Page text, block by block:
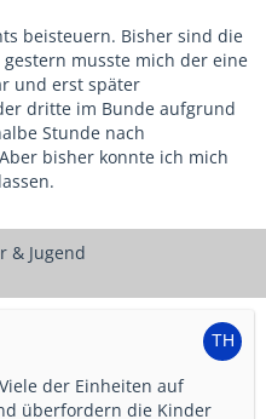
beisteuern. Bisher sind die
musste mich der eine
und erst später
dritte im Bunde aufgrund
Stunde nach
bisher konnte ich mich
& Jugend
der Einheiten auf
überfordern die Kinder